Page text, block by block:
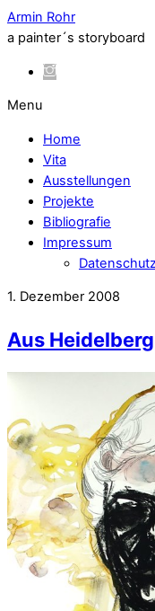
Armin Rohr
a painter´s storyboard
Menu
Home
Vita
Ausstellungen
Projekte
Bibliografie
Impressum
1. Dezember 2008
Aus Heidelberg